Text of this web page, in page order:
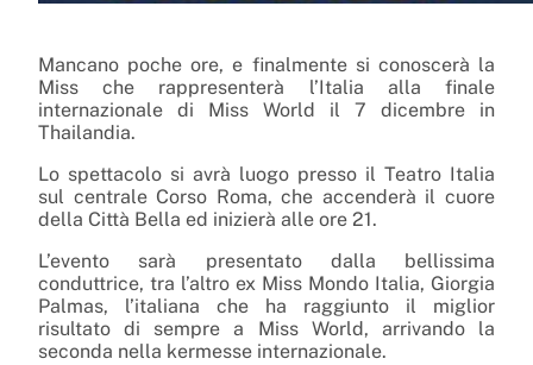
Mancano poche ore, e finalmente si conoscerà la
Miss che rappresenterà l’Italia alla finale
internazionale di Miss World il 7 dicembre in
Thailandia.
Lo spettacolo si avrà luogo presso il Teatro Italia
sul centrale Corso Roma, che accenderà il cuore
della Città Bella ed inizierà alle ore 21.
L’evento sarà presentato dalla bellissima
conduttrice, tra l’altro ex Miss Mondo Italia, Giorgia
Palmas, l’italiana che ha raggiunto il miglior
risultato di sempre a Miss World, arrivando la
seconda nella kermesse internazionale.